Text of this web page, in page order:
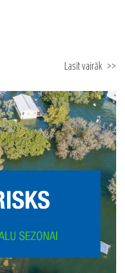
centrā ‘’Drošība’’
Lasīt vairāk >>